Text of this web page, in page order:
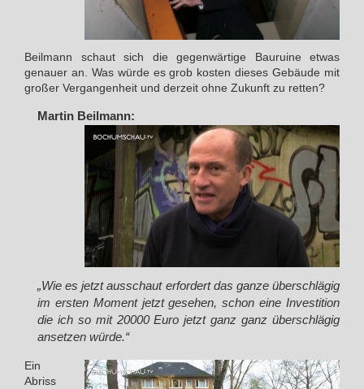
Beilmann schaut sich die gegenwärtige Bauruine etwas
genauer an. Was würde es grob kosten dieses Gebäude mit
großer Vergangenheit und derzeit ohne Zukunft zu retten?
Martin Beilmann:
„Wie es jetzt ausschaut erfordert das ganze überschlägig
im ersten Moment jetzt gesehen, schon eine Investition
die ich so mit 20000 Euro jetzt ganz ganz überschlägig
ansetzen würde.“
Ein
Abriss